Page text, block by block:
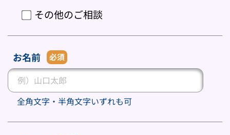
その他のご相談
お名前 必須
全角文字・半角文字いずれも可